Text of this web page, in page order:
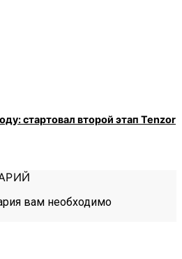
стартовал второй этап Tenzor
вам необходимо